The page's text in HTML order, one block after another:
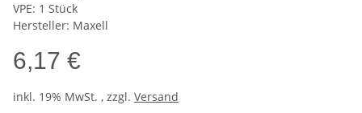
VPE: 1 Stück
Hersteller: Maxell
6,17 €
inkl. 19% MwSt. , zzgl. Versand